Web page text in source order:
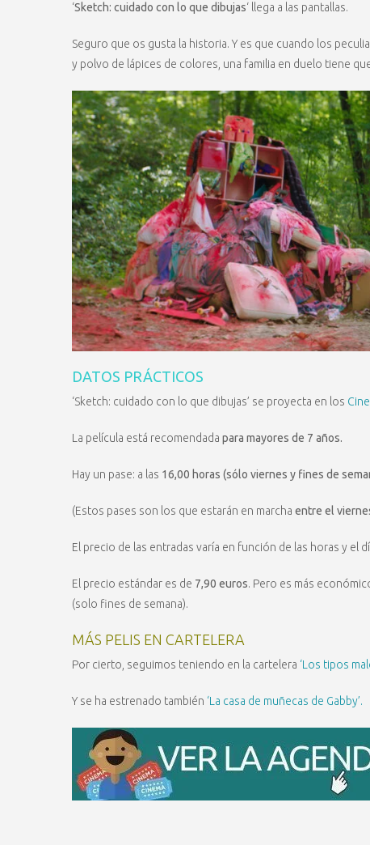
‘Sketch: cuidado con lo que dibujas‘ llega a las pantallas.
Seguro que os gusta la historia. Y es que cuando los
y polvo de lápices de colores, una familia en duelo tiene
DATOS PRÁCTICOS
‘Sketch: cuidado con lo que dibujas’ se proyecta en los
La película está recomendada para mayores de 7 años.
Hay un pase: a las 16,00 horas (sólo viernes y fines de
(Estos pases son los que estarán en marcha entre el
El precio de las entradas varía en función de las horas y el
El precio estándar es de 7,90 euros. Pero es más
(solo fines de semana).
MÁS PELIS EN CARTELERA
Por cierto, seguimos teniendo en la cartelera ‘Los tipos
Y se ha estrenado también ‘La casa de muñecas de Gabby’.